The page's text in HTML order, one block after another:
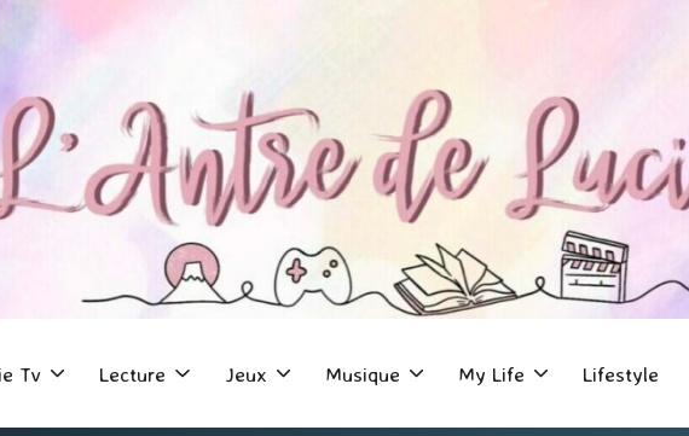
Tv Lecture Jeux Musique My Life Lifestyle